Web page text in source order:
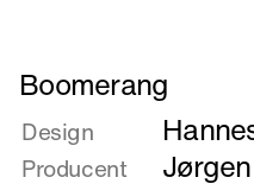
Læs
mere
om
Boomerang
Boomerang
Design
Producent